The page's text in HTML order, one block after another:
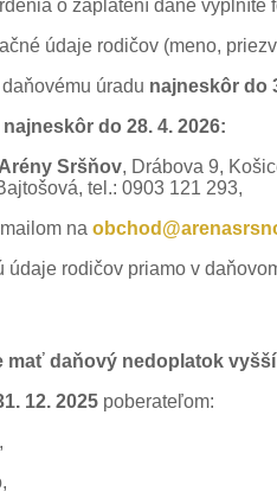
o zaplatení dane vyplníte
údaje rodičov (meno,
úradu najneskôr do
najneskôr do 28. 4. 2026:
Arény Sršňov, Drábova 9,
tel.: 0903 121 293,
na
rodičov priamo v
mať daňový nedoplatok vyšší
12. 2025 poberateľom: